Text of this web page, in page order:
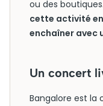
ou des boutiques.
cette activité
enchaîner avec
Un concert
Bangalore est la